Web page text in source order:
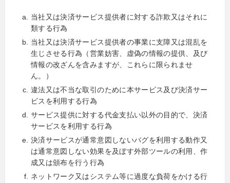
当社又は決済サービス提供者に対する詐欺又はそれに
類する行為
当社又は決済サービス提供者の事業に支障又は混乱を
生じさせる行為（営業妨害、虚偽の情報の提供、及び
情報の改ざんを含みますが、これらに限られませ
ん。）
違法又は不当な取引のために本サービス及び決済サー
ビスを利用する行為
サービス提供に対する代金支払い以外の目的で、決済
サービスを利用する行為
決済サービスが通常意図しないバグを利用する動作又
は通常意図しない効果を及ぼす外部ツールの利用、作
成又は頒布を行う行為
ネットワーク又はシステム等に過度な負荷をかける行